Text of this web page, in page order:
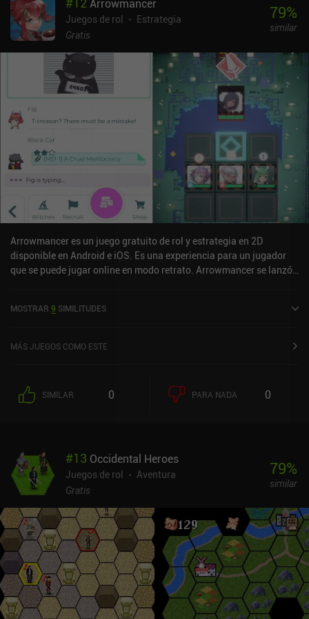
el juego y derrotar a algunos jefes opcionales me llevó apenas
unas horas. Aunque Magic and Machines no reinventa el sistema
de combate de los jRPG, sus batallas aleatorias y su ingenioso
durante todo el juego. Por ejemplo, muchos de los ataques
mágicos elementales también debilitan a los enemigos.Y, a
diferencia de otros juegos, no tenemos que perder horas
recabando XP o recursos, ya que las batallas repetidas contra
enemigos duros nos recompensan con mucha XP. Esto hace que el
juego sea ideal para aquellos que se han sentido demasiado
abrumados por los RPG más grandes en el pasado.El mayor
inconveniente es que, aunque los controles del menú son geniales,
cuesta un poco acostumbrarse a controlar a nuestro personaje. A
menudo me costaba empujar los bloques en los numerosos
puzles.Magic and Machines es un juego premium de 1,99 $ y una
recomendación fácil para los fans de los JRPG.
Arrowmancer
Juegos de rol
Estrategia
Gratis
79%
similar
Arrowmancer es un juego gratuito de rol y estrategia en 2D
disponible en Android e iOS. Es una experiencia para un jugador
que se puede jugar online en modo retrato. Arrowmancer se lanzó
MOSTRAR 9 SIMILITUDES
MÁS JUEGOS COMO ESTE
SIMILAR 0 PARA NADA 0
#13 Occidental Heroes
Juegos de rol
Aventura
Gratis
79%
similar